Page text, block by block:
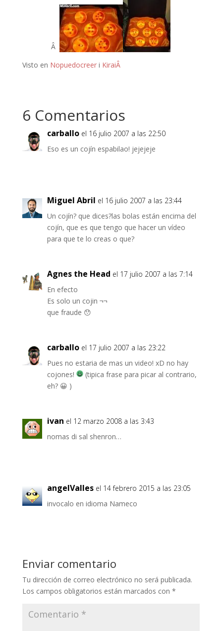
Â
Visto en Nopuedocreeri KiraiÂ
6 Comentarios
carballo el 16 julio 2007 a las 22:50
Eso es un cojín espabilao! jejejeje
Miguel Abril el 16 julio 2007 a las 23:44
Un cojín? que dices?las bolas están encima del
cojín, que es que tengo que hacer un vídeo
para que te lo creas o que?
Agnes the Head el 17 julio 2007 a las 7:14
En efecto
Es solo un cojin ¬¬
que fraude 😯
carballo el 17 julio 2007 a las 23:22
Pues no estaria de mas un video! xD no hay
cojones!
(tipica frase para picar al contrario,
eh? 😀 )
ivan el 12 marzo 2008 a las 3:43
nomas di sal shenron…
angelValles el 14 febrero 2015 a las 23:05
invocalo en idioma Nameco
Enviar comentario
Tu dirección de correo electrónico no será publicada.
Los campos obligatorios están marcados con *